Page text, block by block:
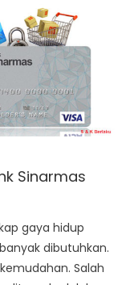
Sinarmas
gaya hidup
dibutuhkan.
Salah